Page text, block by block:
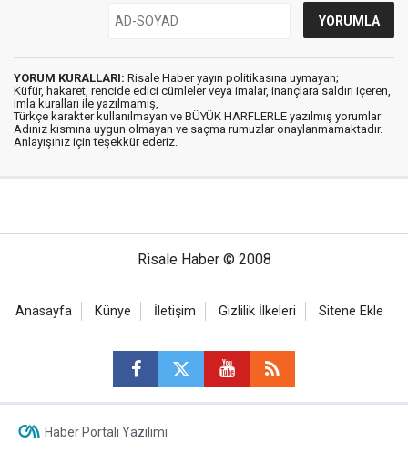
YORUM KURALLARI: Risale Haber yayın politikasına uymayan;
Küfür, hakaret, rencide edici cümleler veya imalar, inançlara saldırı içeren,
imla kuralları ile yazılmamış,
Türkçe karakter kullanılmayan ve BÜYÜK HARFLERLE yazılmış yorumlar
Adınız kısmına uygun olmayan ve saçma rumuzlar onaylanmamaktadır.
Anlayışınız için teşekkür ederiz.
Risale Haber © 2008
Anasayfa Künye İletişim Gizlilik İlkeleri Sitene Ekle
Haber Portalı Yazılımı